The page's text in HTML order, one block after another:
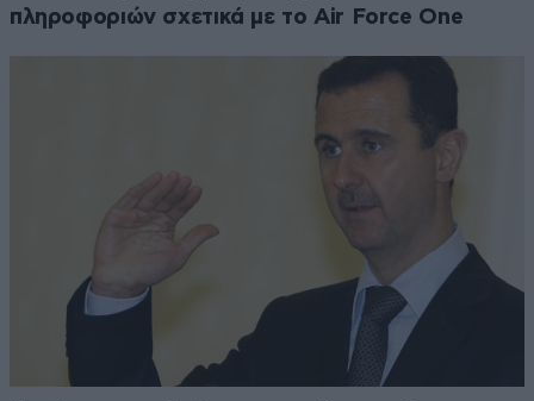
πληροφοριών σχετικά με το Air Force One